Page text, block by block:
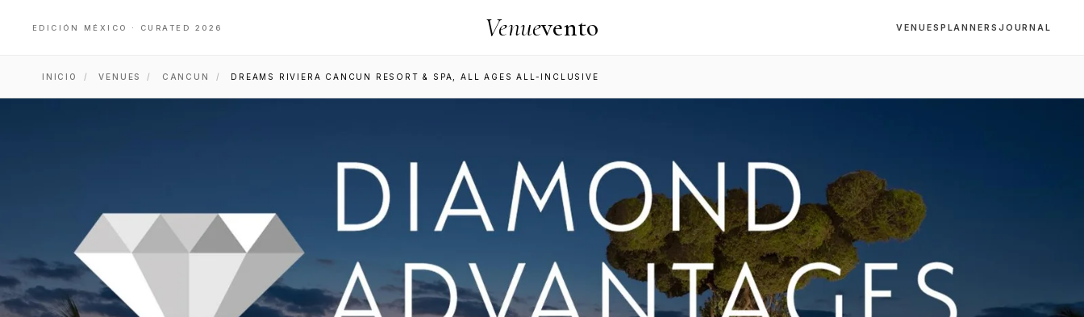
EDICIÓN MÉXICO · CURATED 2026 Venuevento VENUES PLANNERS JOURNAL
INICIO / VENUES / CANCUN / DREAMS RIVIERA CANCUN RESORT & SPA, ALL AGES ALL-INCLUSIVE